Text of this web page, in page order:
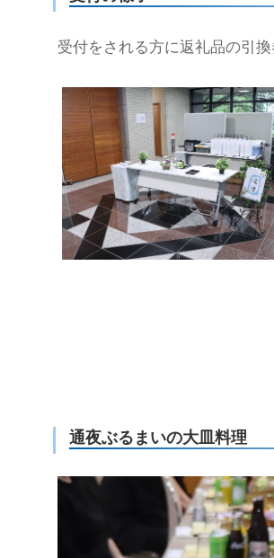
受付をされる方に返礼品の引
通夜ぶるまいの大皿料理